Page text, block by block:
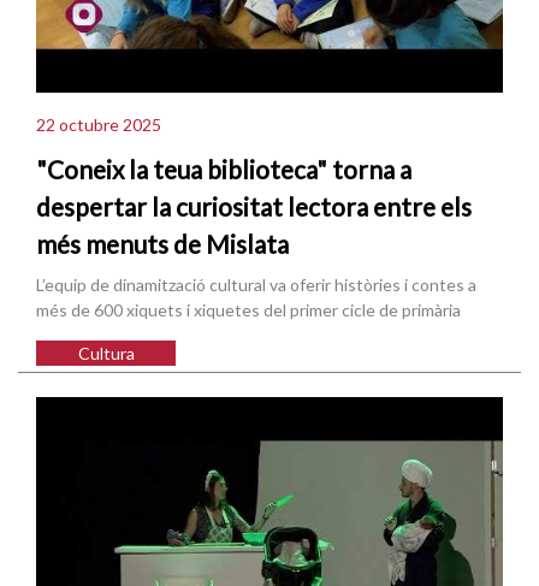
22 octubre 2025
"Coneix la teua biblioteca" torna a
despertar la curiositat lectora entre els
més menuts de Mislata
L’equip de dinamització cultural va oferir històries i contes a
més de 600 xiquets i xiquetes del primer cicle de primària
Cultura